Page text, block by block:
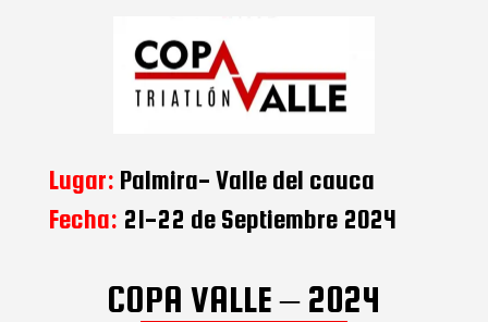
Lugar: Palmira- Valle del cauca
Fecha: 21-22 de Septiembre 2024
COPA VALLE – 2024